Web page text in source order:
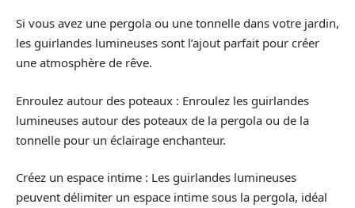
Si vous avez une pergola ou une tonnelle dans votre jardin,
les guirlandes lumineuses sont l’ajout parfait pour créer
une atmosphère de rêve.
Enroulez autour des poteaux : Enroulez les guirlandes
lumineuses autour des poteaux de la pergola ou de la
tonnelle pour un éclairage enchanteur.
Créez un espace intime : Les guirlandes lumineuses
peuvent délimiter un espace intime sous la pergola, idéal